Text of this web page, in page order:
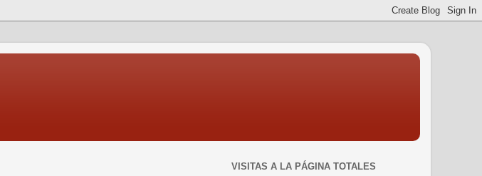
VISITAS A LA PÁGINA TOTALES